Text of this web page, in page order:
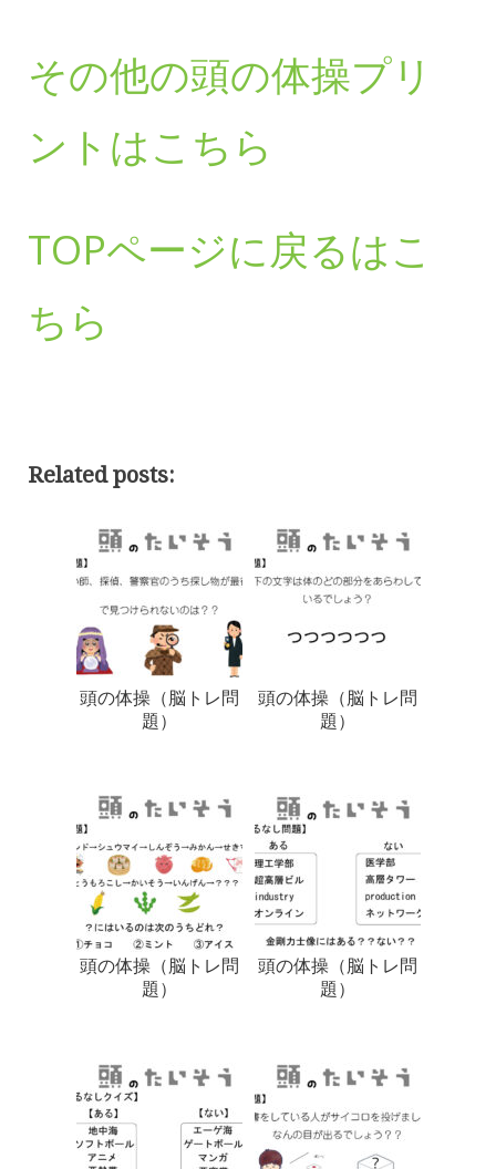
その他の頭の体操プリ
ントはこちら
TOPページに戻るはこ
ちら
Related posts:
頭の体操（脳トレ問
題）
頭の体操（脳トレ問
題）
頭の体操（脳トレ問
題）
頭の体操（脳トレ問
題）